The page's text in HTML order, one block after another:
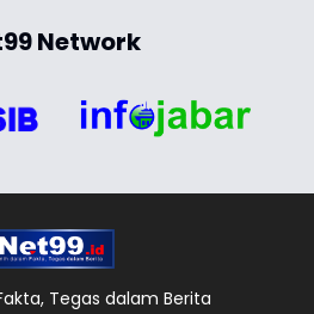
Network
Tegas dalam Berita